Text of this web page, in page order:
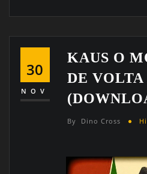
30
NOV
KAUS O
DE
By Dino Cross